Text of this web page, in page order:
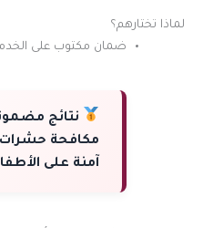
لماذا تختارهم؟
ضمان مكتوب على
نتائج
مكافحة حشرات
آمنة على